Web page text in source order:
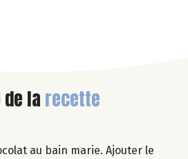
de la recette
au bain marie. Ajouter le